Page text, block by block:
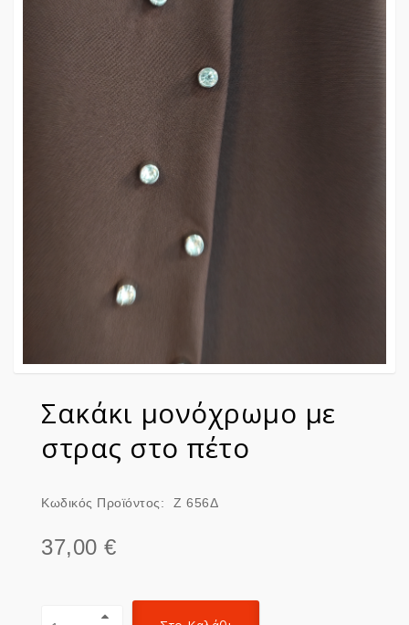
Σακάκι μονόχρωμο με
στρας στο πέτο
Κωδικός Προϊόντος: Ζ 656Δ
37,00 €